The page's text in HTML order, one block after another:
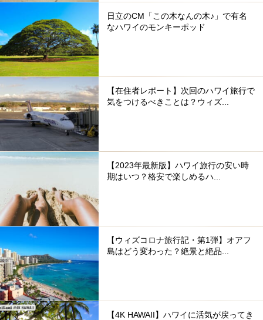
日立のCM「この木なんの木♪」で有名
なハワイのモンキーポッド
【在住者レポート】次回のハワイ旅行で
気をつけるべきことは？ウィズ...
【2023年最新版】ハワイ旅行の安い時
期はいつ？格安で楽しめるハ...
【ウィズコロナ旅行記・第1弾】オアフ
島はどう変わった？絶景と絶品...
【4K HAWAII】ハワイに活気が戻ってき